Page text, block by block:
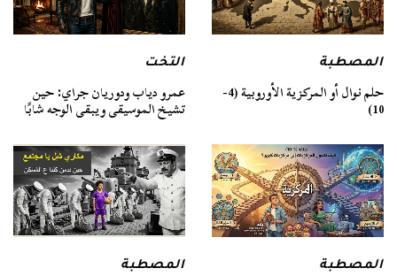
المصطبة
حلم نوال أو المركزية الأوروبية (4-
10)
التخت
عمرو دياب ودوريان جراي: حين
تشيخ الموسيقى ويبقى الوجه شابًا
المصطبة المصطبة